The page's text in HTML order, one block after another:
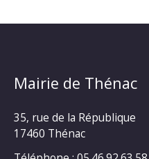
Mairie de Thénac
35, rue de la République
17460 Thénac